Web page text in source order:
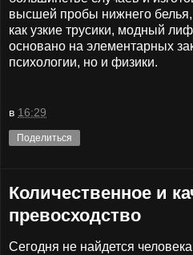
высшей пробы нижнего
как узкие трусики, модный
основано на элементарных
психологии, но и физики.
в 16:29
Поделиться
Количественное и
превосходство
Сегодня не найдется